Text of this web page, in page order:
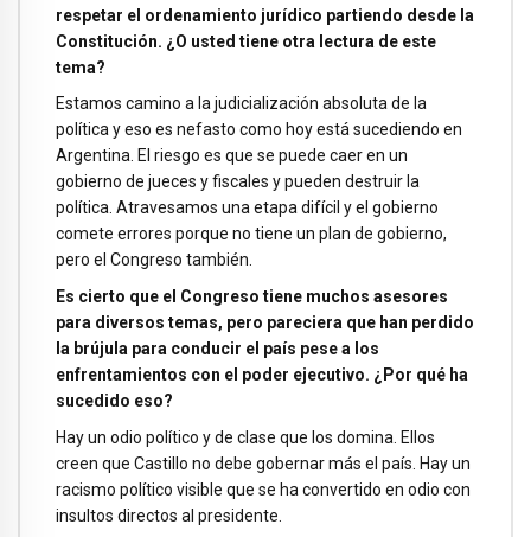
respetar el ordenamiento jurídico partiendo desde la
Constitución. ¿O usted tiene otra lectura de este
tema?
Estamos camino a la judicialización absoluta de la
política y eso es nefasto como hoy está sucediendo en
Argentina. El riesgo es que se puede caer en un
gobierno de jueces y fiscales y pueden destruir la
política. Atravesamos una etapa difícil y el gobierno
comete errores porque no tiene un plan de gobierno,
pero el Congreso también.
Es cierto que el Congreso tiene muchos asesores
para diversos temas, pero pareciera que han perdido
la brújula para conducir el país pese a los
enfrentamientos con el poder ejecutivo. ¿Por qué ha
sucedido eso?
Hay un odio político y de clase que los domina. Ellos
creen que Castillo no debe gobernar más el país. Hay un
racismo político visible que se ha convertido en odio con
insultos directos al presidente.